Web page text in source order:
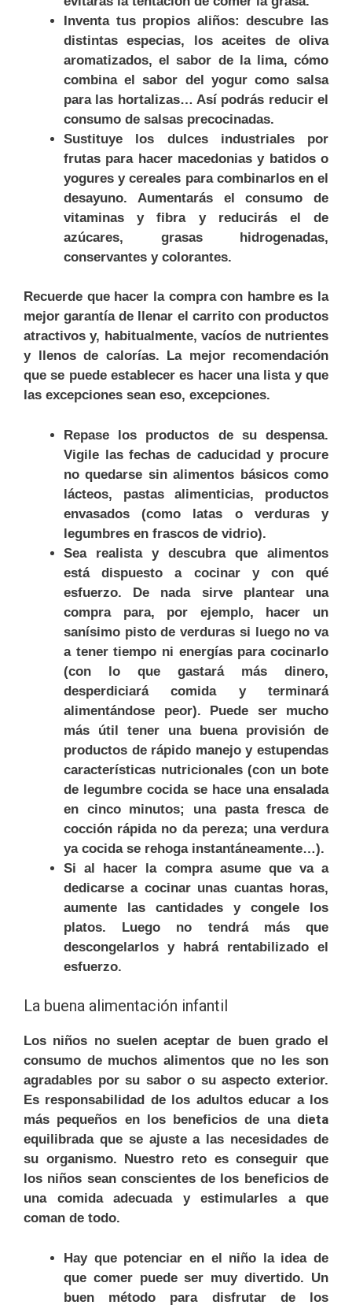
Inventa tus propios aliños: descubre las
distintas especias, los aceites de oliva
aromatizados, el sabor de la lima, cómo
combina el sabor del yogur como salsa
para las hortalizas… Así podrás reducir el
consumo de salsas precocinadas.
Sustituye los dulces industriales por
frutas para hacer macedonias y batidos o
yogures y cereales para combinarlos en el
desayuno. Aumentarás el consumo de
vitaminas y fibra y reducirás el de
azúcares, grasas hidrogenadas,
conservantes y colorantes.
Recuerde que hacer la compra con hambre es la
mejor garantía de llenar el carrito con productos
atractivos y, habitualmente, vacíos de nutrientes
y llenos de calorías. La mejor recomendación
que se puede establecer es hacer una lista y que
las excepciones sean eso, excepciones.
Repase los productos de su despensa.
Vigile las fechas de caducidad y procure
no quedarse sin alimentos básicos como
lácteos, pastas alimenticias, productos
envasados (como latas o verduras y
legumbres en frascos de vidrio).
Sea realista y descubra que alimentos
está dispuesto a cocinar y con qué
esfuerzo. De nada sirve plantear una
compra para, por ejemplo, hacer un
sanísimo pisto de verduras si luego no va
a tener tiempo ni energías para cocinarlo
(con lo que gastará más dinero,
desperdiciará comida y terminará
alimentándose peor). Puede ser mucho
más útil tener una buena provisión de
productos de rápido manejo y estupendas
características nutricionales (con un bote
de legumbre cocida se hace una ensalada
en cinco minutos; una pasta fresca de
cocción rápida no da pereza; una verdura
ya cocida se rehoga instantáneamente…).
Si al hacer la compra asume que va a
dedicarse a cocinar unas cuantas horas,
aumente las cantidades y congele los
platos. Luego no tendrá más que
descongelarlos y habrá rentabilizado el
esfuerzo.
La buena alimentación infantil
Los niños no suelen aceptar de buen grado el
consumo de muchos alimentos que no les son
agradables por su sabor o su aspecto exterior.
Es responsabilidad de los adultos educar a los
más pequeños en los beneficios de una dieta
equilibrada que se ajuste a las necesidades de
su organismo. Nuestro reto es conseguir que
los niños sean conscientes de los beneficios de
una comida adecuada y estimularles a que
coman de todo.
Hay que potenciar en el niño la idea de
que comer puede ser muy divertido. Un
buen método para disfrutar de los